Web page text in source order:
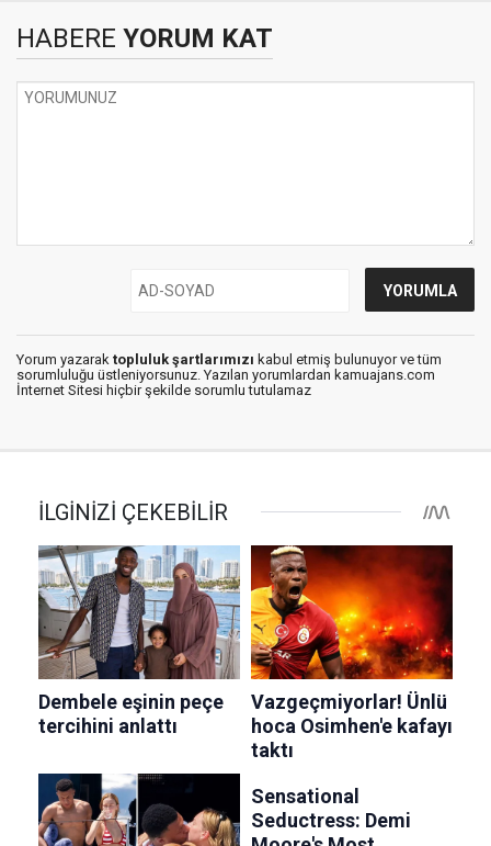
HABERE YORUM KAT
Yorum yazarak topluluk şartlarımızı kabul etmiş bulunuyor ve tüm
sorumluluğu üstleniyorsunuz. Yazılan yorumlardan kamuajans.com
İnternet Sitesi hiçbir şekilde sorumlu tutulamaz